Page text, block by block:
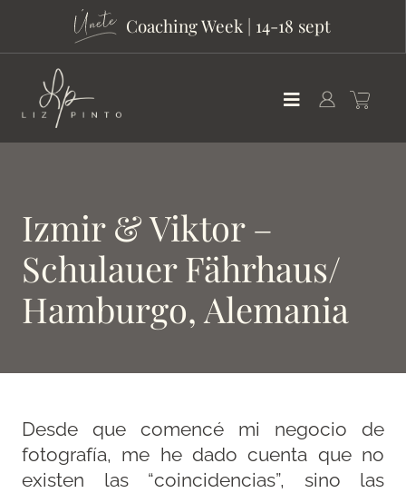
Coaching Week | 14-18 sept
Izmir & Viktor –
Schulauer Fährhaus/
Hamburgo, Alemania
Desde que comencé mi negocio de
fotografía, me he dado cuenta que no
existen las “coincidencias”, sino las